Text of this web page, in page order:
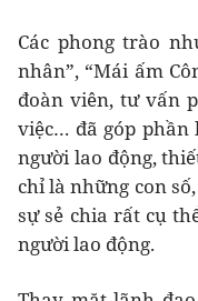
Các phong trào
nhân”, “Mái ấm
đoàn viên, tư vấn
việc… đã góp phần
người lao động,
chỉ là những con
sự sẻ chia rất cụ
người lao động.